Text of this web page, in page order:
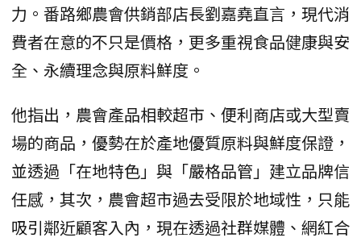
力。番路鄉農會供銷部店長劉嘉堯直言，現代消
費者在意的不只是價格，更多重視食品健康與安
全、永續理念與原料鮮度。
他指出，農會產品相較超市、便利商店或大型賣
場的商品，優勢在於產地優質原料與鮮度保證，
並透過「在地特色」與「嚴格品管」建立品牌信
任感，其次，農會超市過去受限於地域性，只能
吸引鄰近顧客入內，現在透過社群媒體、網紅合